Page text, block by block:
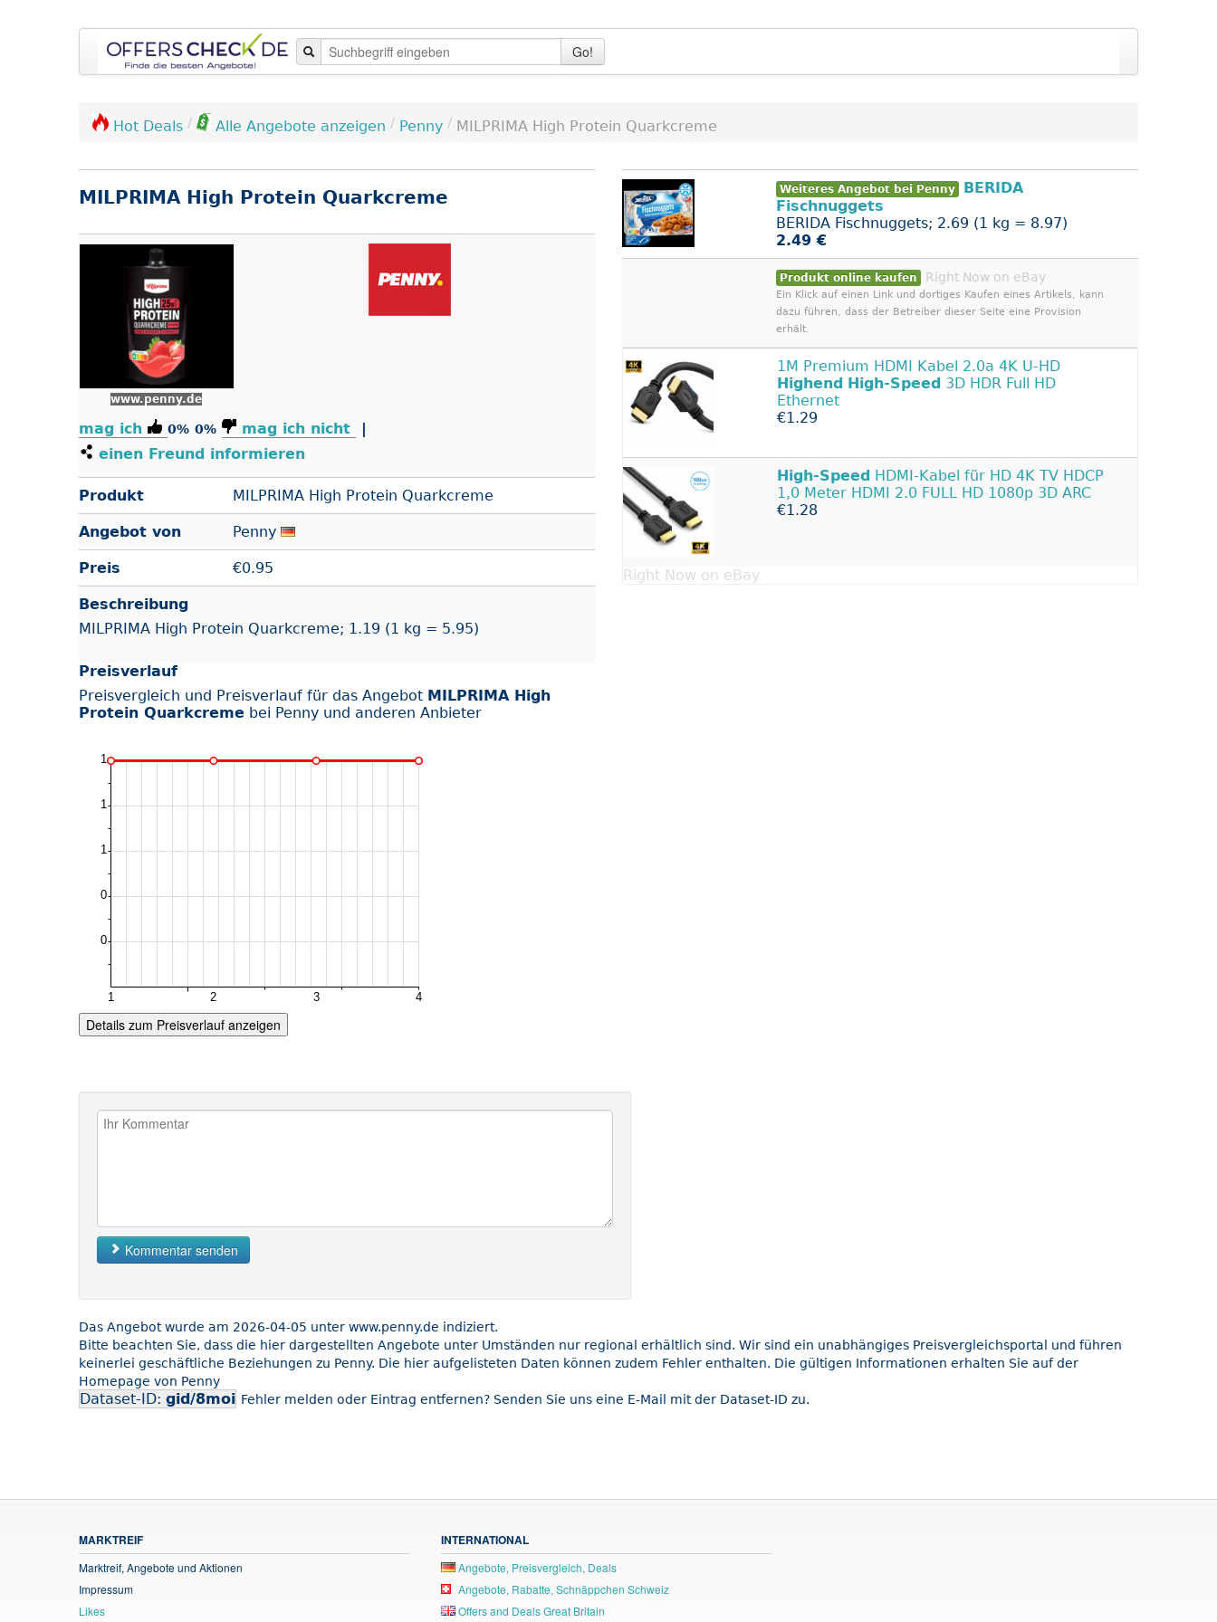
Go!
Hot Deals / Alle Angebote anzeigen / Penny / MILPRIMA High Protein Quarkcreme
MILPRIMA High Protein Quarkcreme
www.penny.de
mag ich 0% 0% mag ich nicht
einen Freund informieren
Produkt MILPRIMA High Protein Quarkcreme
Angebot von Penny
Preis €0.95
Beschreibung
MILPRIMA High Protein Quarkcreme; 1.19 (1 kg = 5.95)
Preisverlauf
Preisvergleich und Preisverlauf für das Angebot MILPRIMA High
Protein Quarkcreme bei Penny und anderen Anbieter
Details zum Preisverlauf anzeigen
Weiteres Angebot bei Penny
BERIDA
Fischnuggets
BERIDA Fischnuggets; 2.69 (1 kg = 8.97)
2.49 €
Produkt online kaufen Right Now on eBay
Ein Klick auf einen Link und dortiges Kaufen eines Artikels, kann
dazu führen, dass der Betreiber dieser Seite eine Provision
erhält.
1M Premium HDMI Kabel 2.0a 4K U-HD
Highend High-Speed 3D HDR Full HD
Ethernet
€1.29
High-Speed HDMI-Kabel für HD 4K TV HDCP
1,0 Meter HDMI 2.0 FULL HD 1080p 3D ARC
€1.28
Right Now on eBay
Kommentar senden
Das Angebot wurde am 2026-04-05 unter www.penny.de indiziert.
Bitte beachten Sie, dass die hier dargestellten Angebote unter Umständen nur regional erhältlich sind. Wir sind ein unabhängiges Preisvergleichsportal und führen
keinerlei geschäftliche Beziehungen zu Penny. Die hier aufgelisteten Daten können zudem Fehler enthalten. Die gültigen Informationen erhalten Sie auf der
Homepage von Penny
Dataset-ID: gid/8moi Fehler melden oder Eintrag entfernen? Senden Sie uns eine E-Mail mit der Dataset-ID zu.
MARKTREIF
Marktreif, Angebote und Aktionen
Impressum
Likes
INTERNATIONAL
Angebote, Preisvergleich, Deals
Angebote, Rabatte, Schnäppchen Schweiz
Offers and Deals Great Britain